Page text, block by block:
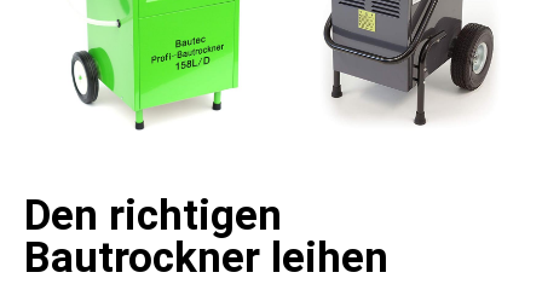
Den richtigen
Bautrockner leihen